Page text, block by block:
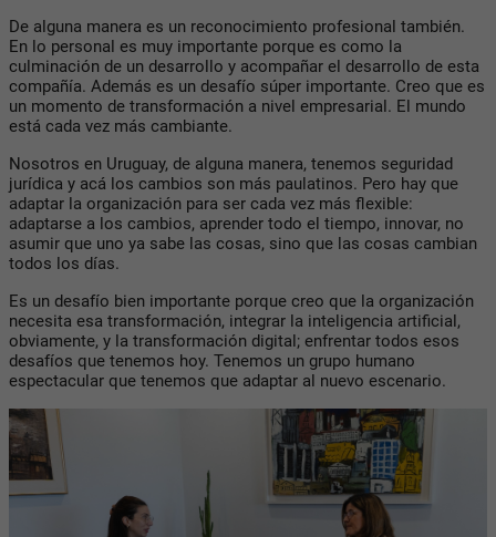
De alguna manera es un reconocimiento profesional también.
En lo personal es muy importante porque es como la
culminación de un desarrollo y acompañar el desarrollo de esta
compañía. Además es un desafío súper importante. Creo que es
un momento de transformación a nivel empresarial. El mundo
está cada vez más cambiante.
Nosotros en Uruguay, de alguna manera, tenemos seguridad
jurídica y acá los cambios son más paulatinos. Pero hay que
adaptar la organización para ser cada vez más flexible:
adaptarse a los cambios, aprender todo el tiempo, innovar, no
asumir que uno ya sabe las cosas, sino que las cosas cambian
todos los días.
Es un desafío bien importante porque creo que la organización
necesita esa transformación, integrar la inteligencia artificial,
obviamente, y la transformación digital; enfrentar todos esos
desafíos que tenemos hoy. Tenemos un grupo humano
espectacular que tenemos que adaptar al nuevo escenario.